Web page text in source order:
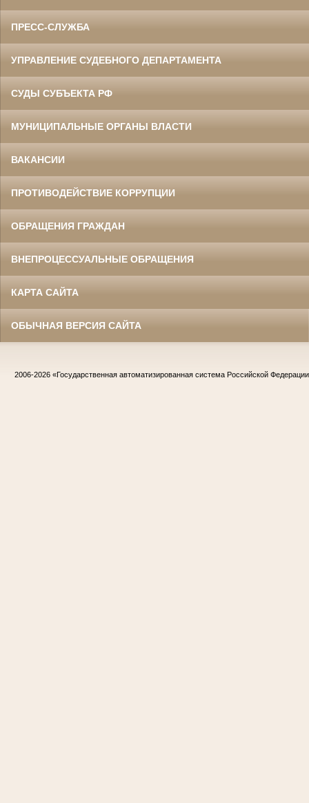
ПРЕСС-СЛУЖБА
УПРАВЛЕНИЕ СУДЕБНОГО ДЕПАРТАМЕНТА
СУДЫ СУБЪЕКТА РФ
МУНИЦИПАЛЬНЫЕ ОРГАНЫ ВЛАСТИ
ВАКАНСИИ
ПРОТИВОДЕЙСТВИЕ КОРРУПЦИИ
ОБРАЩЕНИЯ ГРАЖДАН
ВНЕПРОЦЕССУАЛЬНЫЕ ОБРАЩЕНИЯ
КАРТА САЙТА
ОБЫЧНАЯ ВЕРСИЯ САЙТА
2006-2026 «Государственная автоматизированная система Российской